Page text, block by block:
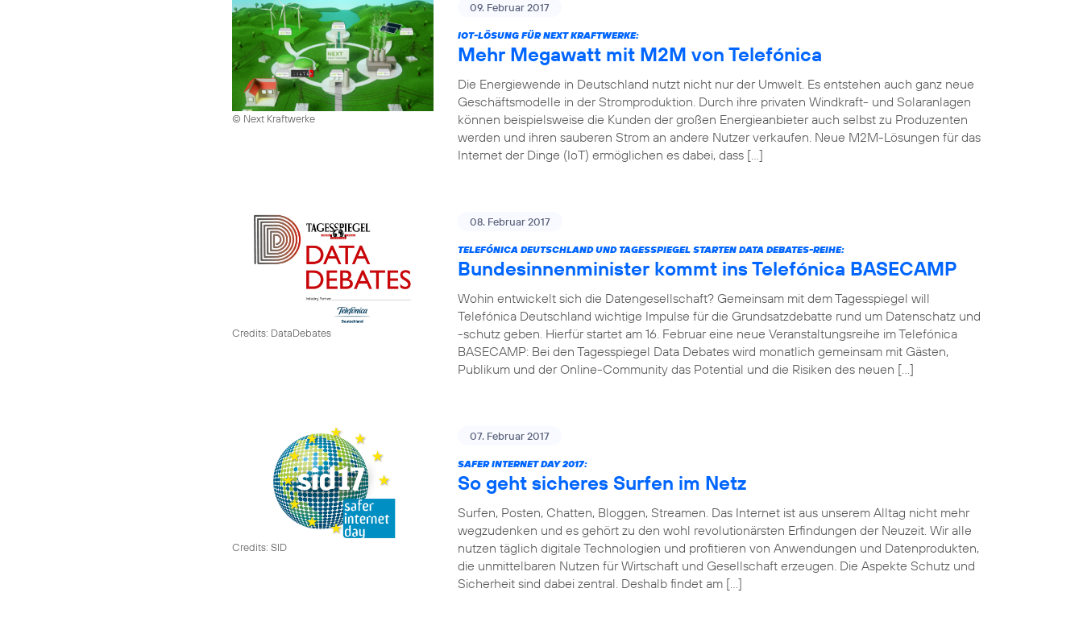
© Next Kraftwerke
09. Februar 2017
IOT-LÖSUNG FÜR NEXT KRAFTWERKE:
Mehr Megawatt mit M2M von Telefónica
Die Energiewende in Deutschland nutzt nicht nur der Umwelt. Es entstehen auch ganz neue
Geschäftsmodelle in der Stromproduktion. Durch ihre privaten Windkraft- und Solaranlagen
können beispielsweise die Kunden der großen Energieanbieter auch selbst zu Produzenten
werden und ihren sauberen Strom an andere Nutzer verkaufen. Neue M2M-Lösungen für das
Internet der Dinge (IoT) ermöglichen es dabei, dass […]
Credits: DataDebates
08. Februar 2017
TELEFÓNICA DEUTSCHLAND UND TAGESSPIEGEL STARTEN DATA DEBATES-REIHE:
Bundesinnenminister kommt ins Telefónica BASECAMP
Wohin entwickelt sich die Datengesellschaft? Gemeinsam mit dem Tagesspiegel will
Telefónica Deutschland wichtige Impulse für die Grundsatzdebatte rund um Datenschatz und
-schutz geben. Hierfür startet am 16. Februar eine neue Veranstaltungsreihe im Telefónica
BASECAMP: Bei den Tagesspiegel Data Debates wird monatlich gemeinsam mit Gästen,
Publikum und der Online-Community das Potential und die Risiken des neuen […]
Credits: SID
07. Februar 2017
SAFER INTERNET DAY 2017:
So geht sicheres Surfen im Netz
Surfen, Posten, Chatten, Bloggen, Streamen. Das Internet ist aus unserem Alltag nicht mehr
wegzudenken und es gehört zu den wohl revolutionärsten Erfindungen der Neuzeit. Wir alle
nutzen täglich digitale Technologien und profitieren von Anwendungen und Datenprodukten,
die unmittelbaren Nutzen für Wirtschaft und Gesellschaft erzeugen. Die Aspekte Schutz und
Sicherheit sind dabei zentral. Deshalb findet am […]